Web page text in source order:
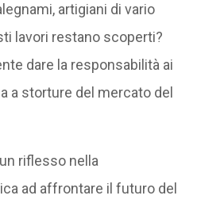
artigiani di vario
lavori restano scoperti?
dare la responsabilità ai
a storture del mercato del
riflesso nella
ad affrontare il futuro del